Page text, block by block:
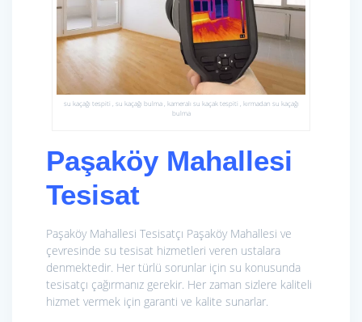
su kaçağı tespiti , su kaçağı bulma , kameralı su kaçak tespiti , kırmadan su kaçağı
bulma
Paşaköy Mahallesi
Tesisat
Paşaköy Mahallesi Tesisatçı Paşaköy Mahallesi ve
çevresinde su tesisat hizmetleri veren ustalara
denmektedir. Her türlü sorunlar için su konusunda
tesisatçı çağırmanız gerekir. Her zaman sizlere kaliteli
hizmet vermek için garanti ve kalite sunarlar.